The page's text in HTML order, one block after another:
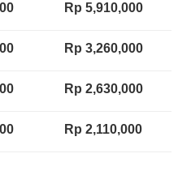
Rp 5,910,000
Rp 3,260,000
Rp 2,630,000
Rp 2,110,000